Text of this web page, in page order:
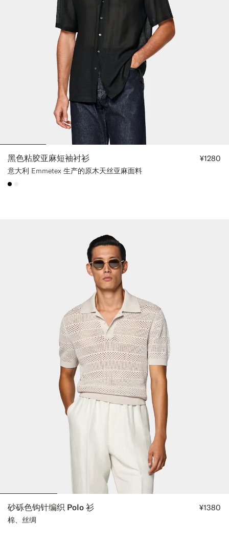
黑色粘胶亚麻短袖衬衫
意大利 Emmetex 生产的原木天丝亚麻面料
¥1280
#000000
砂砾色钩针编织 Polo 衫
棉、丝绸
¥1380